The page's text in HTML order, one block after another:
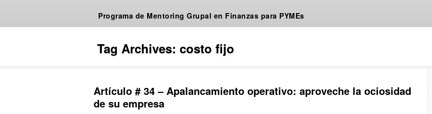
Programa de Mentoring Grupal en Finanzas para PYMEs
Tag Archives: costo fijo
Artículo # 34 – Apalancamiento operativo: aproveche la ociosidad
de su empresa